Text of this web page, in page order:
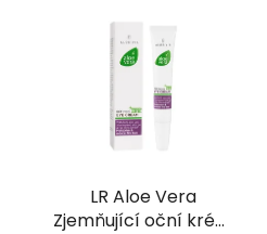
LR Aloe Vera
Zjemňující oční krém